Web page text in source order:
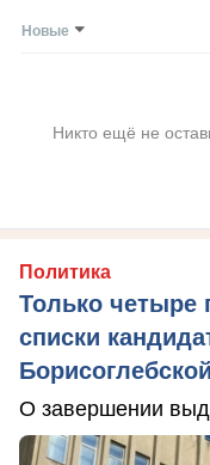
Новые
Никто ещё не
Политика
Только четыре
списки
О завершении